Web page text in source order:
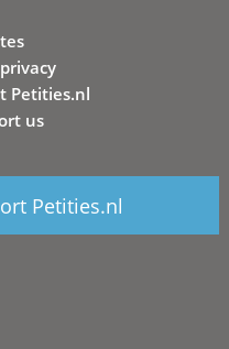
Petities.nl
us
Petities.nl